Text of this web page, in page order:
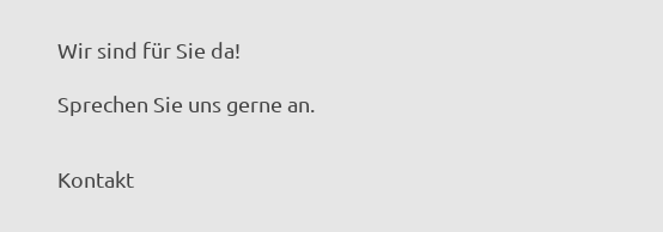
Wir sind für Sie da!
Sprechen Sie uns gerne an.
Kontakt